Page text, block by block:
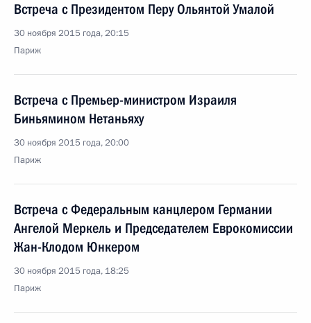
Встреча с Президентом Перу Ольянтой Умалой
30 ноября 2015 года, 20:15
Париж
Встреча с Премьер-министром Израиля
Биньямином Нетаньяху
30 ноября 2015 года, 20:00
Париж
Встреча с Федеральным канцлером Германии
Ангелой Меркель и Председателем Еврокомиссии
Жан-Клодом Юнкером
30 ноября 2015 года, 18:25
Париж